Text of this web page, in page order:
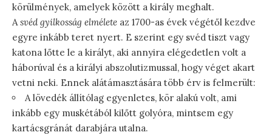
körülmények, amelyek között a király meghalt.
Asvéd gyilkosság elmélete az 1700-as évek végétől kezdve
egyre inkább teret nyert. E szerint egy svéd tiszt vagy
katona lőtte le a királyt, aki annyira elégedetlen volt a
háborúval és a királyi abszolutizmussal, hogy véget akart
vetni neki. Ennek alátámasztására több érv is felmerült:
A lövedék állítólag egyenletes, kör alakú volt, ami
inkább egy muskétából kilőtt golyóra, mintsem egy
kartácsgránát darabjára utalna.